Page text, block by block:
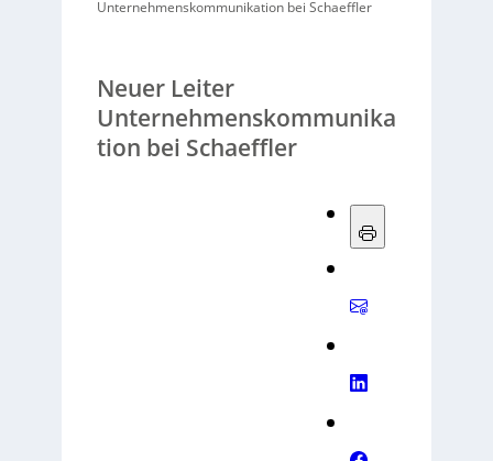
Unternehmenskommunikation bei Schaeffler
Neuer Leiter
Unternehmenskommunika
tion bei Schaeffler